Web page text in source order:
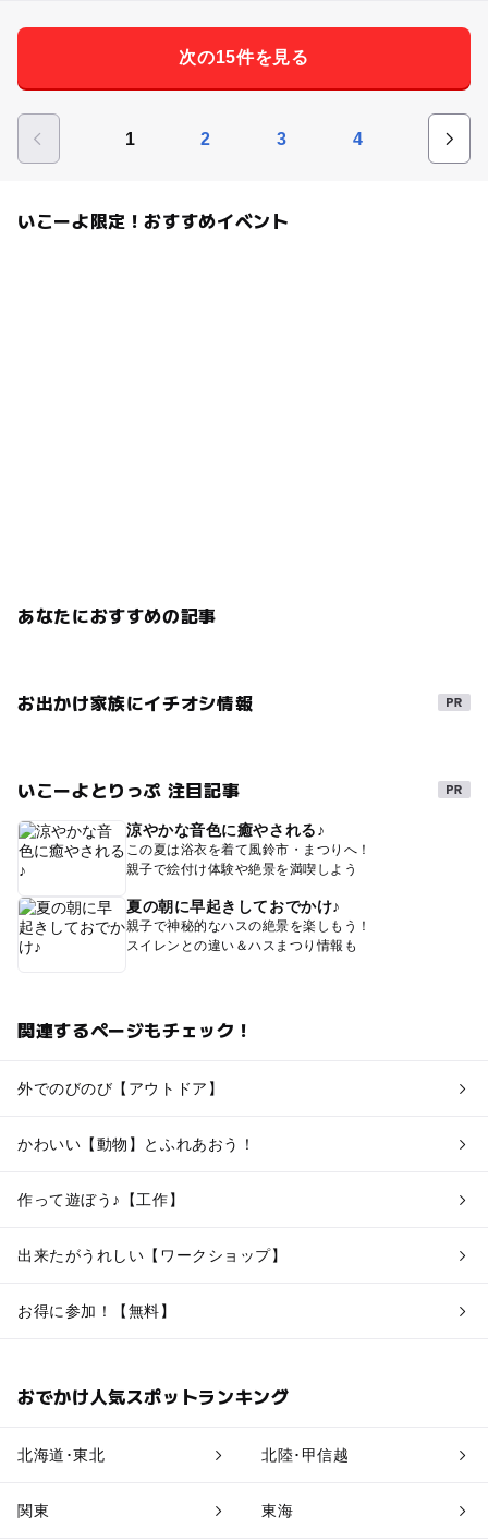
次の15件を見る
1 2 3 4
いこーよ限定！おすすめイベント
あなたにおすすめの記事
お出かけ家族にイチオシ情報
いこーよとりっぷ 注目記事
涼やかな音色に癒やされる♪
この夏は浴衣を着て風鈴市・まつりへ！
親子で絵付け体験や絶景を満喫しよう
夏の朝に早起きしておでかけ♪
親子で神秘的なハスの絶景を楽しもう！
スイレンとの違い＆ハスまつり情報も
関連するページもチェック！
外でのびのび【アウトドア】
かわいい【動物】とふれあおう！
作って遊ぼう♪【工作】
出来たがうれしい【ワークショップ】
お得に参加！【無料】
おでかけ人気スポットランキング
北海道･東北 北陸･甲信越
関東 東海